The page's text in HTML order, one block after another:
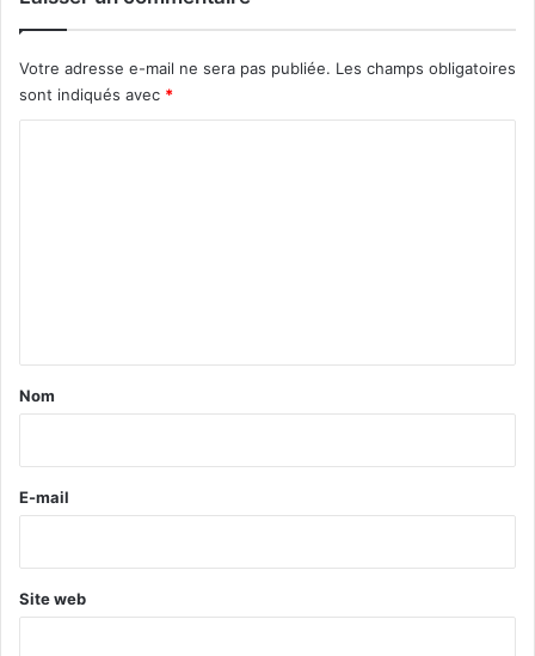
Votre adresse e-mail ne sera pas publiée. Les champs obligatoires
sont indiqués avec *
a
e
Nom
E-mail
Site web